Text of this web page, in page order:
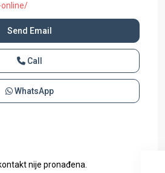
Send Email
Call
WhatsApp
nije pronađena.